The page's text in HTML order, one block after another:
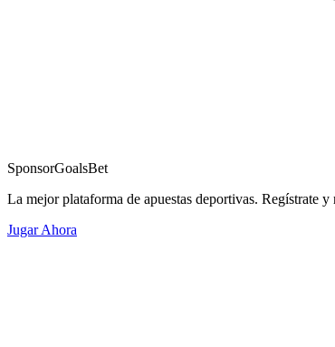
SponsorGoalsBet
La mejor plataforma de apuestas deportivas. Regístrate
Jugar Ahora